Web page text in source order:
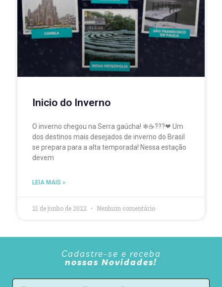
Inicio do Inverno
O inverno chegou na Serra gaúcha! ❄☕???❤ Um
dos destinos mais desejados de inverno do Brasil
se prepara para a alta temporada! Nessa estação
devem
LEIA MAIS »
21 de junho de 2022 Nenhum comentário
Cadastre-se e receba
nossas Novidades!